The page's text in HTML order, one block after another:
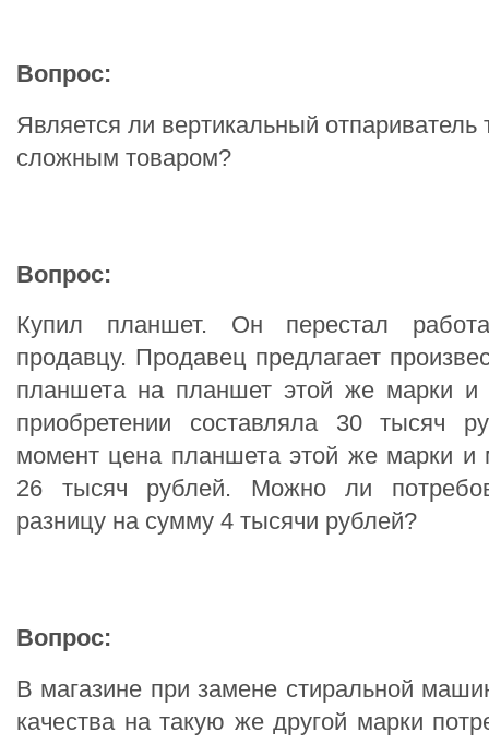
Вопрос:
Является ли вертикальный отпариватель
сложным товаром?
Вопрос:
Купил планшет. Он перестал
продавцу. Продавец предлагает
планшета на планшет этой же марки
приобретении составляла 30 тысяч
момент цена планшета этой же марки и
26 тысяч рублей. Можно ли
разницу на сумму 4 тысячи рублей?
Вопрос:
В магазине при замене стиральной
качества на такую же другой марки